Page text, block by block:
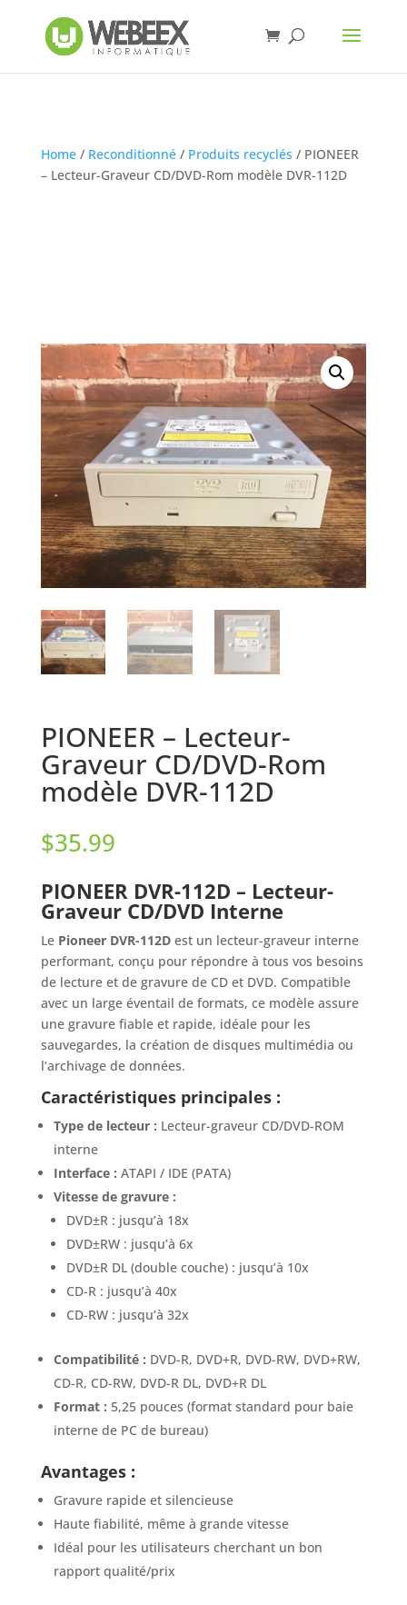
Home/ Reconditionné/ Produits recyclés / PIONEER
– Lecteur-Graveur CD/DVD-Rom modèle DVR-112D
PIONEER – Lecteur-
Graveur CD/DVD-Rom
modèle DVR-112D
$35.99
PIONEER DVR-112D – Lecteur-
Graveur CD/DVD Interne
Le Pioneer DVR-112Dest un lecteur-graveur interne
performant, conçu pour répondre à tous vos besoins
de lecture et de gravure de CD et DVD. Compatible
avec un large éventail de formats, ce modèle assure
une gravure fiable et rapide, idéale pour les
sauvegardes, la création de disques multimédia ou
l’archivage de données.
Caractéristiques principales :
Type de lecteur : Lecteur-graveur CD/DVD-ROM
interne
Interface : ATAPI / IDE (PATA)
Vitesse de gravure :
DVD±R : jusqu’à 18x
DVD±RW : jusqu’à 6x
DVD±R DL (double couche) : jusqu’à 10x
CD-R : jusqu’à 40x
CD-RW : jusqu’à 32x
Compatibilité : DVD-R, DVD+R, DVD-RW, DVD+RW,
CD-R, CD-RW, DVD-R DL, DVD+R DL
Format : 5,25 pouces (format standard pour baie
interne de PC de bureau)
Avantages :
Gravure rapide et silencieuse
Haute fiabilité, même à grande vitesse
Idéal pour les utilisateurs cherchant un bon
rapport qualité/prix